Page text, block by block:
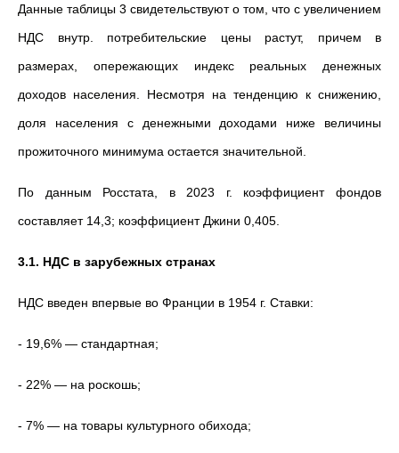
Данные таблицы 3 свидетельствуют о том, что с увеличением
НДС внутр. потребительские цены растут, причем в
размерах, опережающих индекс реальных денежных
доходов населения. Несмотря на тенденцию к снижению,
доля населения с денежными доходами ниже величины
прожиточного минимума остается значительной.
По данным Росстата, в 2023 г. коэффициент фондов
составляет 14,3; коэффициент Джини 0,405.
3.1. НДС в зарубежных странах
НДС введен впервые во Франции в 1954 г. Ставки:
- 19,6% — стандартная;
- 22% — на роскошь;
- 7% — на товары культурного обихода;